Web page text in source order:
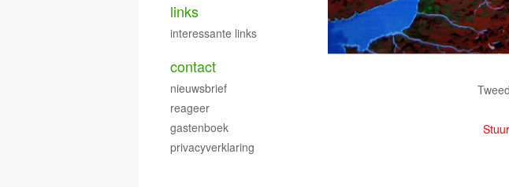
links
interessante links
contact
nieuwsbrief
reageer
gastenboek
privacyverklaring